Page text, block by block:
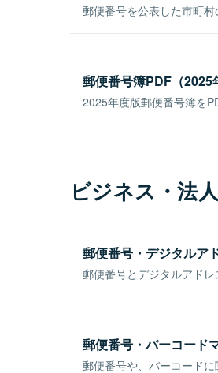
郵便番号を公表した市町村
郵便番号簿PDF（2025
2025年度版郵便番号簿を
ビジネス・法
郵便番号・デジタルア
郵便番号とデジタルアドレ
郵便番号・バーコード
郵便番号や、バーコードに